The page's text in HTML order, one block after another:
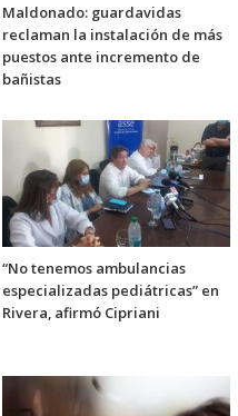
Maldonado: guardavidas
reclaman la instalación de más
puestos ante incremento de
bañistas
“No tenemos ambulancias
especializadas pediátricas” en
Rivera, afirmó Cipriani